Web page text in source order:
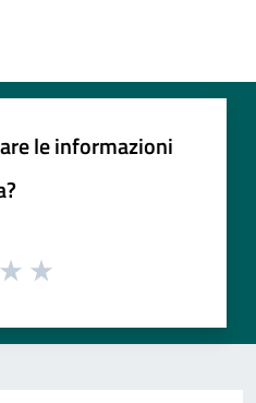
le informazioni